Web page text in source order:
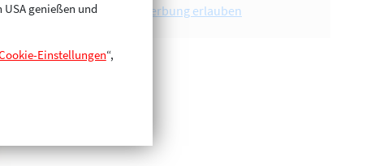
Werbung erlauben
genießen und
Einstellungen“,